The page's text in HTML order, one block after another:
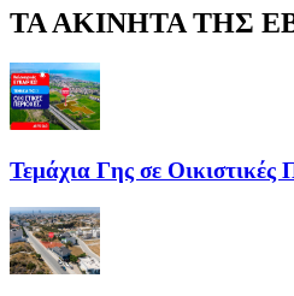
ΤΑ ΑΚΙΝΗΤΑ ΤΗΣ
Τεμάχια Γης σε Οικιστικές